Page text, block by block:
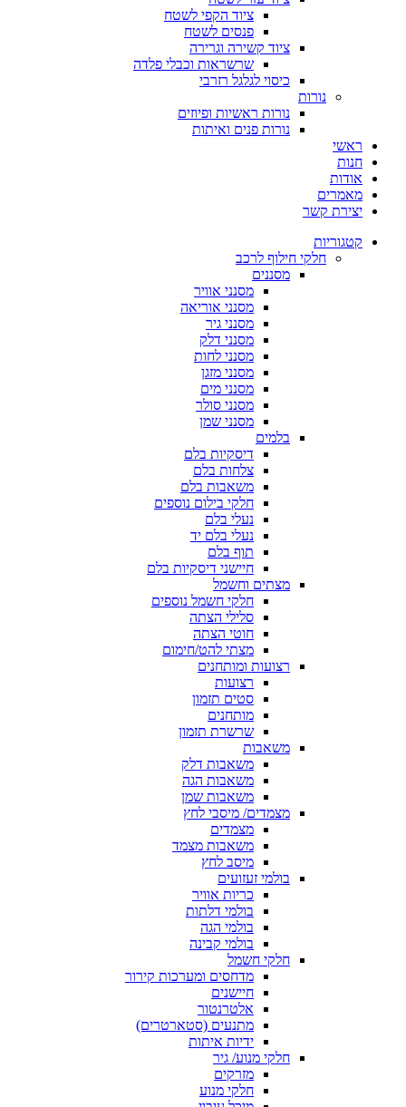
ציוד הקפי לשטח
פנסים לשטח
ציוד קשירה וגרירה
שרשראות וכבלי פלדה
כיסוי לגלגל רזרבי
נורות
נורות ראשיות ופיוזים
נורות פנים ואיתות
ראשי
חנות
אודות
מאמרים
יצירת קשר
קטגוריות
חלקי חילוף לרכב
מסננים
מסנני אוויר
מסנני אוריאה
מסנני גיר
מסנני דלק
מסנני לחות
מסנני מזגן
מסנני מים
מסנני סולר
מסנני שמן
בלמים
דיסקיות בלם
צלחות בלם
משאבות בלם
חלקי בילום נוספים
נעלי בלם
נעלי בלם יד
תוף בלם
חיישני דיסקיות בלם
מצתים וחשמל
חלקי חשמל נוספים
סלילי הצתה
חוטי הצתה
מצתי להט/חימום
רצועות ומותחנים
רצועות
סטים תזמון
מותחנים
שרשרת תזמון
משאבות
משאבות דלק
משאבות הגה
משאבות שמן
מצמדים/ מיסבי לחץ
מצמדים
משאבות מצמד
מיסב לחץ
בולמי זעזועים
כריות אוויר
בולמי דלתות
בולמי הגה
בולמי קבינה
חלקי חשמל
מדחסים ומערכות קירור
חיישנים
אלטרנטור
מתנעים (סטארטרים)
ידיות איתות
חלקי מנוע/ גיר
מזרקים
חלקי מנוע